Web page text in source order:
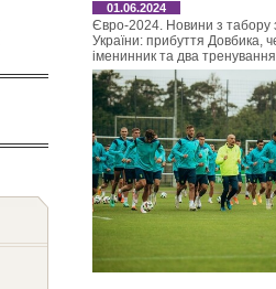
01.06.2024
Євро-2024. Новини з табору
України: прибуття Довбика,
іменинник та два тренування